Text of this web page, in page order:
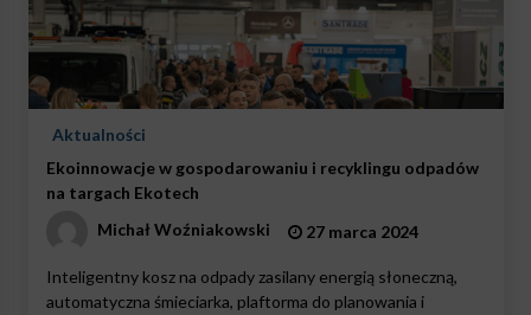
Aktualności
Ekoinnowacje w gospodarowaniu i recyklingu odpadów
na targach Ekotech
Michał Woźniakowski
27 marca 2024
Inteligentny kosz na odpady zasilany energią słoneczną,
automatyczna śmieciarka, plaftorma do planowania i